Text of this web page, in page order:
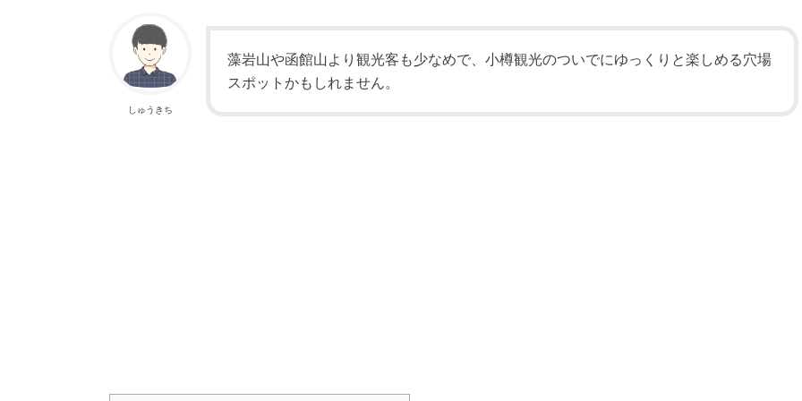
しゅうきち
藻岩山や函館山より観光客も少なめで、小樽観光のついでにゆっくりと楽しめる穴場
スポットかもしれません。